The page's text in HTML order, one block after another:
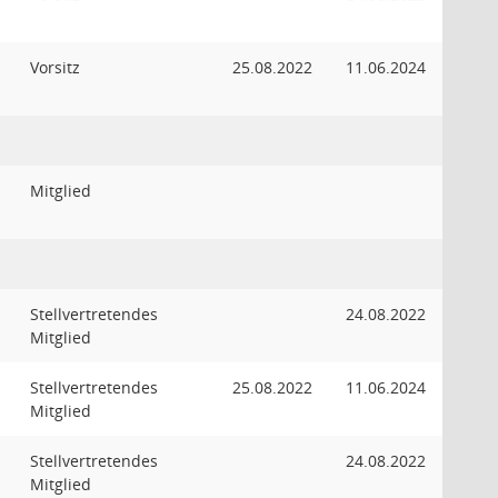
Vorsitz 25.08.2022 11.06.2024
Mitglied
Stellvertretendes
Mitglied
24.08.2022
Stellvertretendes
Mitglied
25.08.2022 11.06.2024
Stellvertretendes
Mitglied
24.08.2022